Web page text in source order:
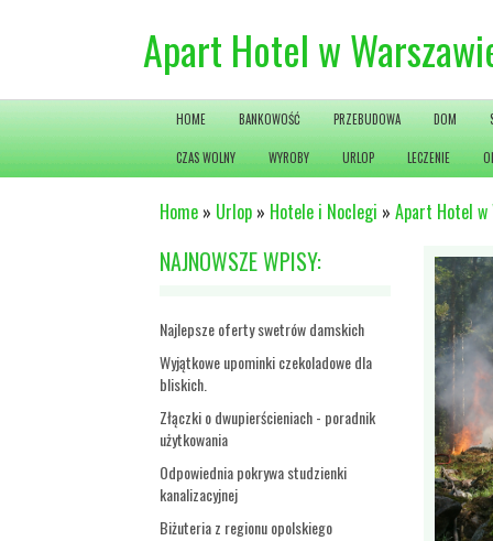
Apart Hotel w
HOME BANKOWOŚĆ PRZEBUDOWA DOM
CZAS WOLNY WYROBY URLOP LECZENIE
Home » Urlop » Hotele i Noclegi » Apart Hotel w
NAJNOWSZE WPISY:
Najlepsze oferty swetrów damskich
Wyjątkowe upominki czekoladowe dla
bliskich.
Złączki o dwupierścieniach - poradnik
użytkowania
Odpowiednia pokrywa studzienki
kanalizacyjnej
Biżuteria z regionu opolskiego